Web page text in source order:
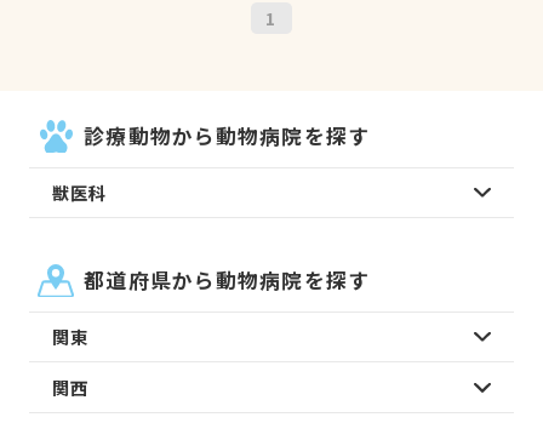
1
診療動物から動物病院を探す
獣医科
都道府県から動物病院を探す
関東
関西